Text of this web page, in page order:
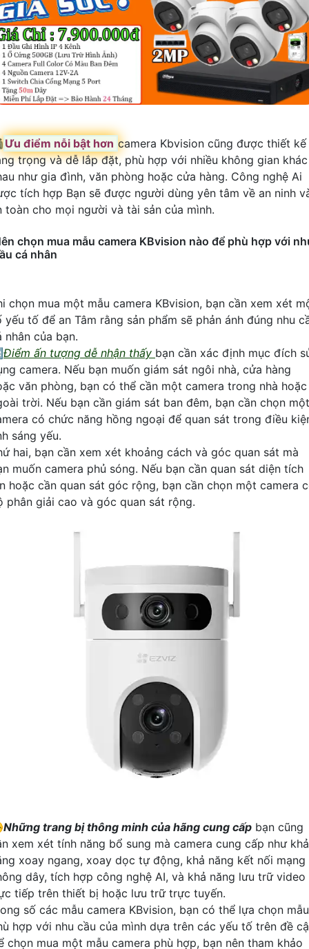
Ưu điểm nỗi bật hơn camera Kbvision cũng được thiết kế
trọng và dễ lắp đặt, phù hợp với nhiều không gian khác
như gia đình, văn phòng hoặc cửa hàng. Công nghệ Ai
tích hợp Bạn sẽ được người dùng yên tâm về an ninh
toàn cho mọi người và tài sản của mình.
chọn mua mẫu camera KBvision nào để phù hợp với
cá nhân
chọn mua một mẫu camera KBvision, bạn cần xem xét
yếu tố để an Tâm rằng sản phẩm sẽ phản ánh đúng nhu
nhân của bạn.
Điểm ấn tượng dễ nhận thấy bạn cần xác định mục đích
camera. Nếu bạn muốn giám sát ngôi nhà, cửa hàng
văn phòng, bạn có thể cần một camera trong nhà hoặc
trời. Nếu bạn cần giám sát ban đêm, bạn cần chọn một
có chức năng hồng ngoại để quan sát trong điều
sáng yếu.
hai, bạn cần xem xét khoảng cách và góc quan sát mà
muốn camera phủ sóng. Nếu bạn cần quan sát diện tích
hoặc cần quan sát góc rộng, bạn cần chọn một camera
phân giải cao và góc quan sát rộng.
Những trang bị thông minh của hãng cung cấp bạn cũng
xem xét tính năng bổ sung mà camera cung cấp như khả
xoay ngang, xoay dọc tự động, khả năng kết nối mạng
dây, tích hợp công nghệ AI, và khả năng lưu trữ video
tiếp trên thiết bị hoặc lưu trữ trực tuyến.
số các mẫu camera KBvision, bạn có thể lựa chọn mẫu
hợp với nhu cầu của mình dựa trên các yếu tố trên đề
chọn mua một mẫu camera phù hợp, bạn nên tham khảo